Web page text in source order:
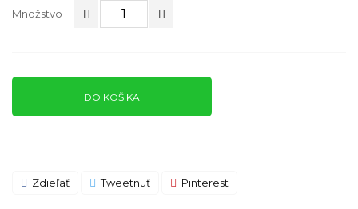
Množstvo
DO KOŠÍKA
Zdieľať Tweetnuť Pinterest